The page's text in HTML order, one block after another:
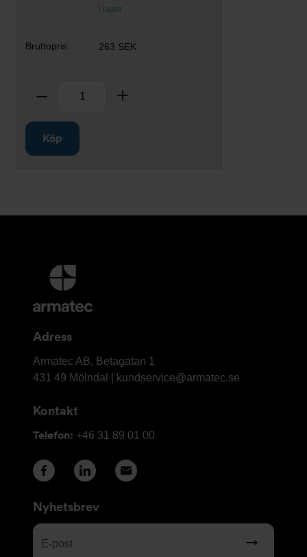
I lager
263 SEK
Ta bort
Köp
Ytterligare
information
och
Adress
Armatec
AB
Armatec AB, Betagatan 1
431 49 Mölndal |
kundservice@armatec.se
Kontakt
Telefon: +46 31 89 01 00
Nyhetsbrev
E-
post